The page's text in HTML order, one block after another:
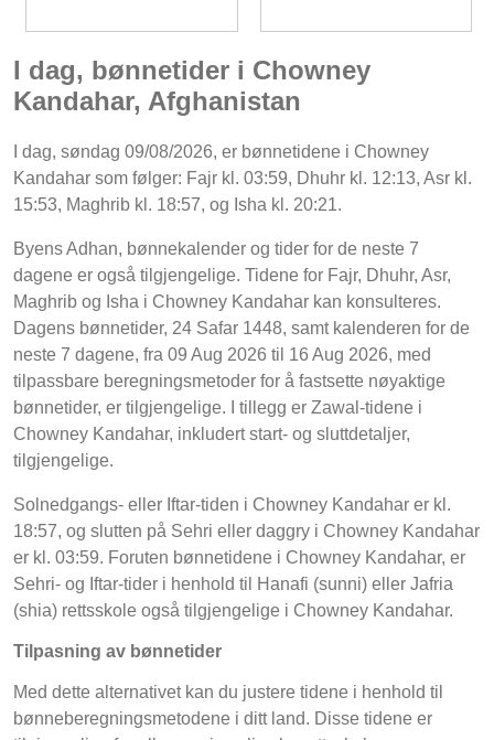
I dag, bønnetider i Chowney
Kandahar, Afghanistan
I dag, søndag 09/08/2026, er bønnetidene i Chowney
Kandahar som følger: Fajr kl. 03:59, Dhuhr kl. 12:13, Asr kl.
15:53, Maghrib kl. 18:57, og Isha kl. 20:21.
Byens Adhan, bønnekalender og tider for de neste 7
dagene er også tilgjengelige. Tidene for Fajr, Dhuhr, Asr,
Maghrib og Isha i Chowney Kandahar kan konsulteres.
Dagens bønnetider, 24 Safar 1448, samt kalenderen for de
neste 7 dagene, fra 09 Aug 2026 til 16 Aug 2026, med
tilpassbare beregningsmetoder for å fastsette nøyaktige
bønnetider, er tilgjengelige. I tillegg er Zawal-tidene i
Chowney Kandahar, inkludert start- og sluttdetaljer,
tilgjengelige.
Solnedgangs- eller Iftar-tiden i Chowney Kandahar er kl.
18:57, og slutten på Sehri eller daggry i Chowney Kandahar
er kl. 03:59. Foruten bønnetidene i Chowney Kandahar, er
Sehri- og Iftar-tider i henhold til Hanafi (sunni) eller Jafria
(shia) rettsskole også tilgjengelige i Chowney Kandahar.
Tilpasning av bønnetider
Med dette alternativet kan du justere tidene i henhold til
bønneberegningsmetodene i ditt land. Disse tidene er